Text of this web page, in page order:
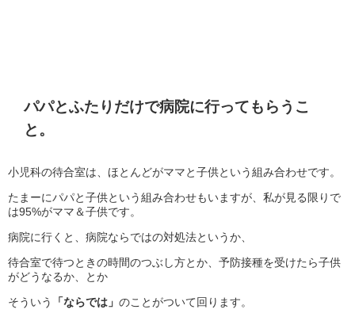
パパとふたりだけで病院に行ってもらうこ
と。
小児科の待合室は、ほとんどがママと子供という組み合わせです。
たまーにパパと子供という組み合わせもいますが、私が見る限りで
は95%がママ＆子供です。
病院に行くと、病院ならではの対処法というか、
待合室で待つときの時間のつぶし方とか、予防接種を受けたら子供
がどうなるか、とか
そういう 「ならでは」 のことがついて回ります。